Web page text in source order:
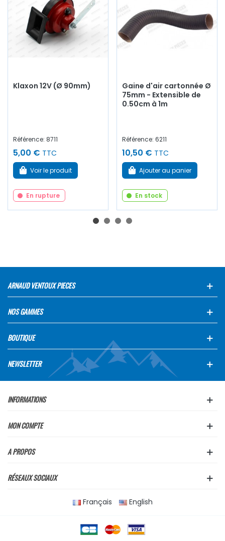
Klaxon 12V (Ø 90mm)
Référence: 8711
5,00 € TTC
Voir le produit
En rupture
Gaine d'air cartonnée Ø
75mm - Extensible de
0.50cm à 1m
Référence: 6211
10,50 € TTC
Ajouter au panier
En stock
ARNAUD VENTOUX PIECES
NOS GAMMES
BOUTIQUE
NEWSLETTER
INFORMATIONS
MON COMPTE
A PROPOS
RÉSEAUX SOCIAUX
Français English